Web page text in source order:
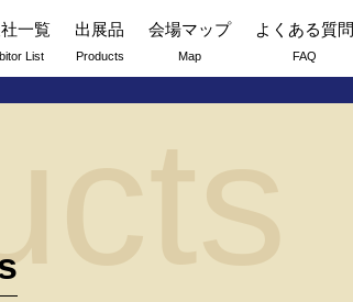
一覧
List
出展品
Products
会場マップ
Map
よくある質問
FAQ